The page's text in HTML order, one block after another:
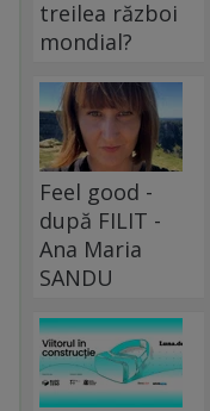
treilea război
mondial?
Feel good -
după FILIT -
Ana Maria
SANDU